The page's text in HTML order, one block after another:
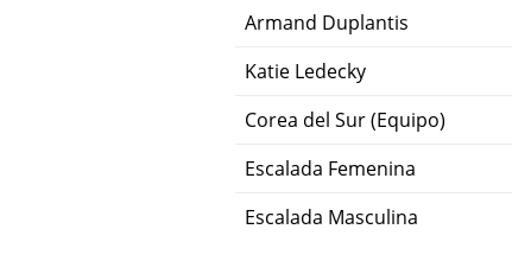
Armand Duplantis
Katie Ledecky
Corea del Sur (Equipo)
Escalada Femenina
Escalada Masculina